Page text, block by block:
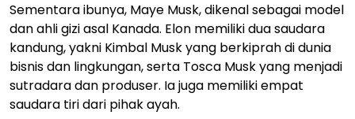
Sementara ibunya, Maye Musk, dikenal sebagai model
dan ahli gizi asal Kanada. Elon memiliki dua saudara
kandung, yakni Kimbal Musk yang berkiprah di dunia
bisnis dan lingkungan, serta Tosca Musk yang menjadi
sutradara dan produser. Ia juga memiliki empat
saudara tiri dari pihak ayah.